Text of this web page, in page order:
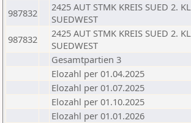
987832
2425 AUT STMK KREIS SUED 2.
SUEDWEST
987832
2425 AUT STMK KREIS SUED 2.
SUEDWEST
Gesamtpartien 3
Elozahl per 01.04.2025
Elozahl per 01.07.2025
Elozahl per 01.10.2025
Elozahl per 01.01.2026